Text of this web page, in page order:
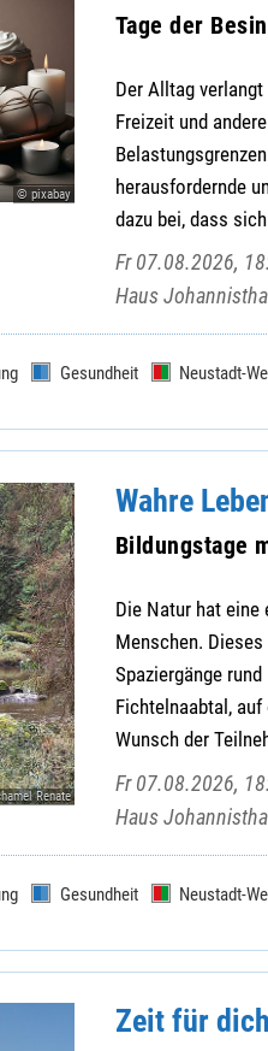
© pixabay
Tage der
Der Alltag
Freizeit und
herausfordernde
dazu bei, dass
Fr 07.08.2026,
Haus
Gesundheit Neustadt-
Renate
Wahre
Bildungstage
Die Natur hat eine
Menschen.
Spaziergänge
Fichtelnaabtal,
Wunsch der
Fr 07.08.2026,
Haus
Gesundheit Neustadt-
Zeit für